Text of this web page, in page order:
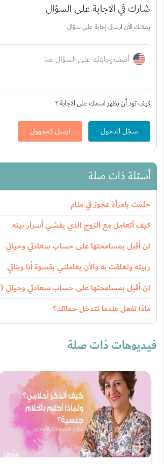
شارك في الاجابة على السؤال
يمكنك الآن ارسال إجابة علي سؤال
أضف إجابتك على السؤال هنا
كيف تود أن يظهر اسمك على الاجابة ؟
سجّل الدخول ارسل كمجهول
أسئلة ذات صلة
حلمت بامرأة عجوز في منام
كيف أتعامل مع الزوج الذي يفشي أسرار بيته
لن أقبل بمسامحتها على حساب سعادتي وحياتي
ربيته وتعلقت به والأن يعاملني بقسوة أنا وبناتي
لن أقبل بمسامحتها على حساب سعادتي وحياتي (2)
ماذا تفعل عندما تتدخل حماتك؟
فيديوهات ذات صلة